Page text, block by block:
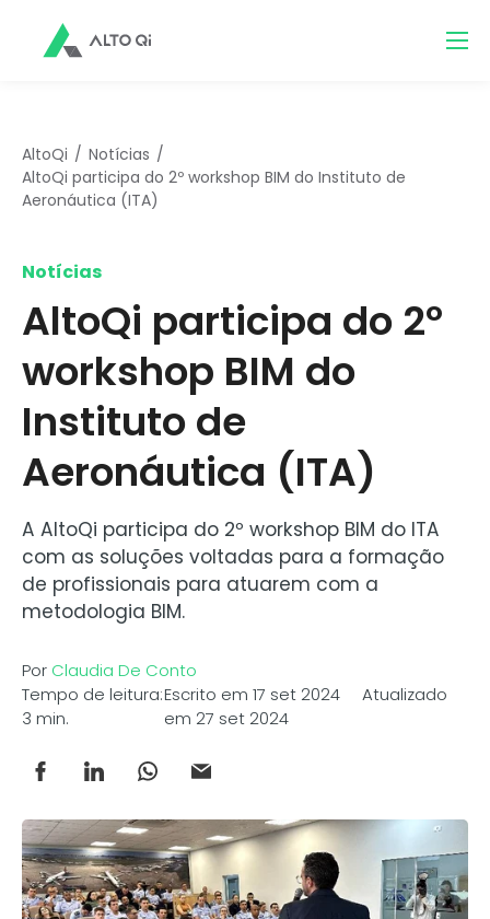
AltoQi
Notícias
AltoQi participa do 2º workshop BIM do Instituto de
Aeronáutica (ITA)
Notícias
AltoQi participa do 2º
workshop BIM do
Instituto de
Aeronáutica (ITA)
A AltoQi participa do 2º workshop BIM do ITA
com as soluções voltadas para a formação
de profissionais para atuarem com a
metodologia BIM.
Por Claudia De Conto
Tempo de leitura:
3 min.
Escrito em 17 set 2024 Atualizado
em 27 set 2024